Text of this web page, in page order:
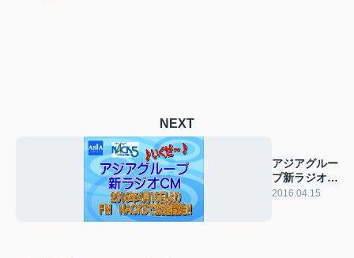
NEXT
アジアグルー
プ新ラジオ
CM放送開
2016.04.15